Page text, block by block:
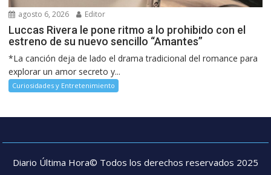
agosto 6, 2026 Editor
Luccas Rivera le pone ritmo a lo prohibido con el
estreno de su nuevo sencillo “Amantes”
*La canción deja de lado el drama tradicional del romance para
explorar un amor secreto y...
Curiosidades y Entretenimiento
Diario Última Hora© Todos los derechos reservados 2025